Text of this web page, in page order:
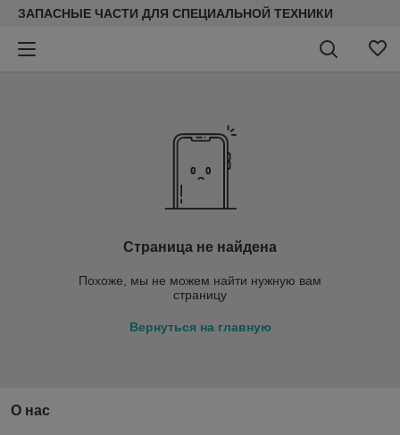
ЗАПАСНЫЕ ЧАСТИ ДЛЯ СПЕЦИАЛЬНОЙ ТЕХНИКИ
Страница не найдена
Похоже, мы не можем найти нужную вам
страницу
Вернуться на главную
О нас